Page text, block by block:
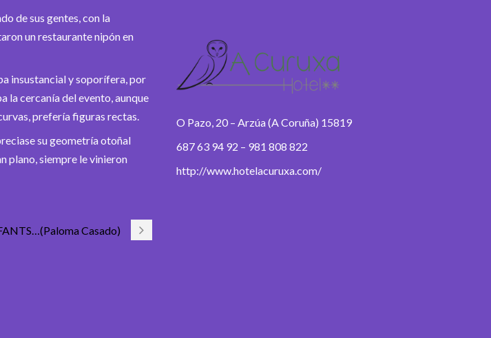
de sus gentes, con la
un restaurante nipón en
insustancial y soporífera, por
la cercanía del evento, aunque
prefería figuras rectas.
su geometría otoñal
plano, siempre le vinieron
Casado)
O Pazo, 20 – Arzúa (A Coruña) 15819
687 63 94 92 – 981 808 822
http://www.hotelacuruxa.com/